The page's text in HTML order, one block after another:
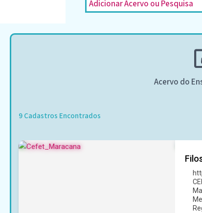
Adicionar Acervo ou Pesquisa
Acervo do
9 Cadastros Encontrados